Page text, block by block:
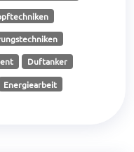
Duftanker
Energiearbeit